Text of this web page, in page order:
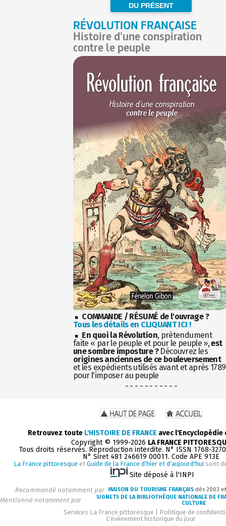
DU PRÉSENT
RÉVOLUTION FRANÇAISE
Histoire d'une conspiration
contre le peuple
COMMANDE / RÉSUMÉ de l'ouvrage ?
Tous les détails en CLIQUANT ICI !
En quoi la Révolution, prétendument
faite « par le peuple et pour le peuple »,est
une sombre imposture ?Découvrez les
origines anciennes de ce bouleversement
et les expédients utilisés avant et après 1789
pour l'imposer au peuple
- - - - - - - - - - -
Retrouvez toute L'HISTOIRE DE FRANCE avec
Copyright © 1999-2026 LA FRANCE
Tous droits réservés. Reproduction interdite. N° ISSN 1768-
N° Siret 481 246619 00011. Code APE 913E
La France pittoresque et Guide de la France d'hier et d'aujourd'hui sont
Site déposé à l'INPI
Recommandé notamment par MAISON DU TOURISME FRANÇAIS dès 2003
Mentionné notamment par
SIGNETS DE LA BIBLIOTHÈQUE NATIONALE DE
CULTURE
Services La France pittoresque
Politique de
L'événement historique du jour